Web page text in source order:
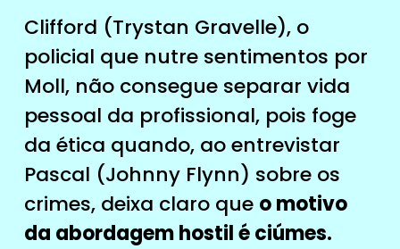
Clifford (Trystan Gravelle), o
policial que nutre sentimentos por
Moll, não consegue separar vida
pessoal da profissional, pois foge
da ética quando, ao entrevistar
Pascal (Johnny Flynn) sobre os
crimes, deixa claro que o motivo
da abordagem hostil é ciúmes.